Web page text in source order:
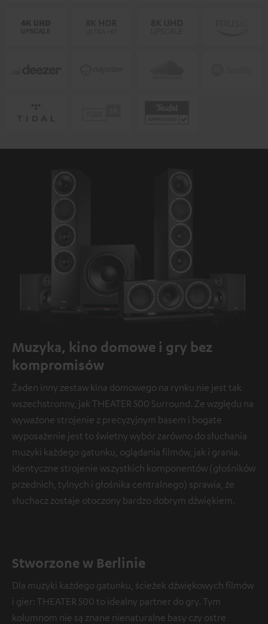
Muzyka, kino domowe i gry bez
kompromisów
Żaden inny zestaw kina domowego na rynku nie jest tak
wszechstronny, jak THEATER 500 Surround. Ze względu na
wyważone strojenie z precyzyjnym basem i bogate
wyposażenie jest to świetny wybór zarówno do słuchania
muzyki każdego gatunku, oglądania filmów, jak i grania.
Identyczne strojenie wszystkich komponentów (głośników
przednich, tylnych i głośnika centralnego) sprawia, że
słuchacz zostaje otoczony bardzo dobrym dźwiękiem.
Stworzone w Berlinie
Dla muzyki każdego gatunku, ścieżek dźwiękowych filmów
i gier: THEATER 500 to idealny partner do gry. Tym
kolumnom nie są znane nienaturalne basy czy ostre